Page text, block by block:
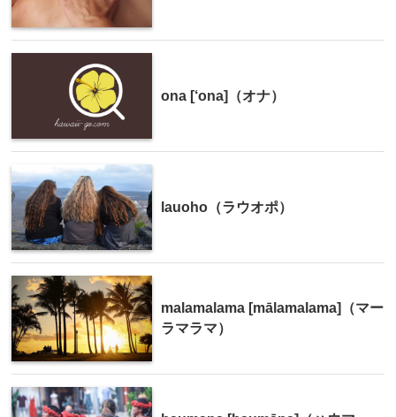
ona [‘ona]（オナ）
lauoho（ラウオポ）
malamalama [mālamalama]（マー
ラマラマ）